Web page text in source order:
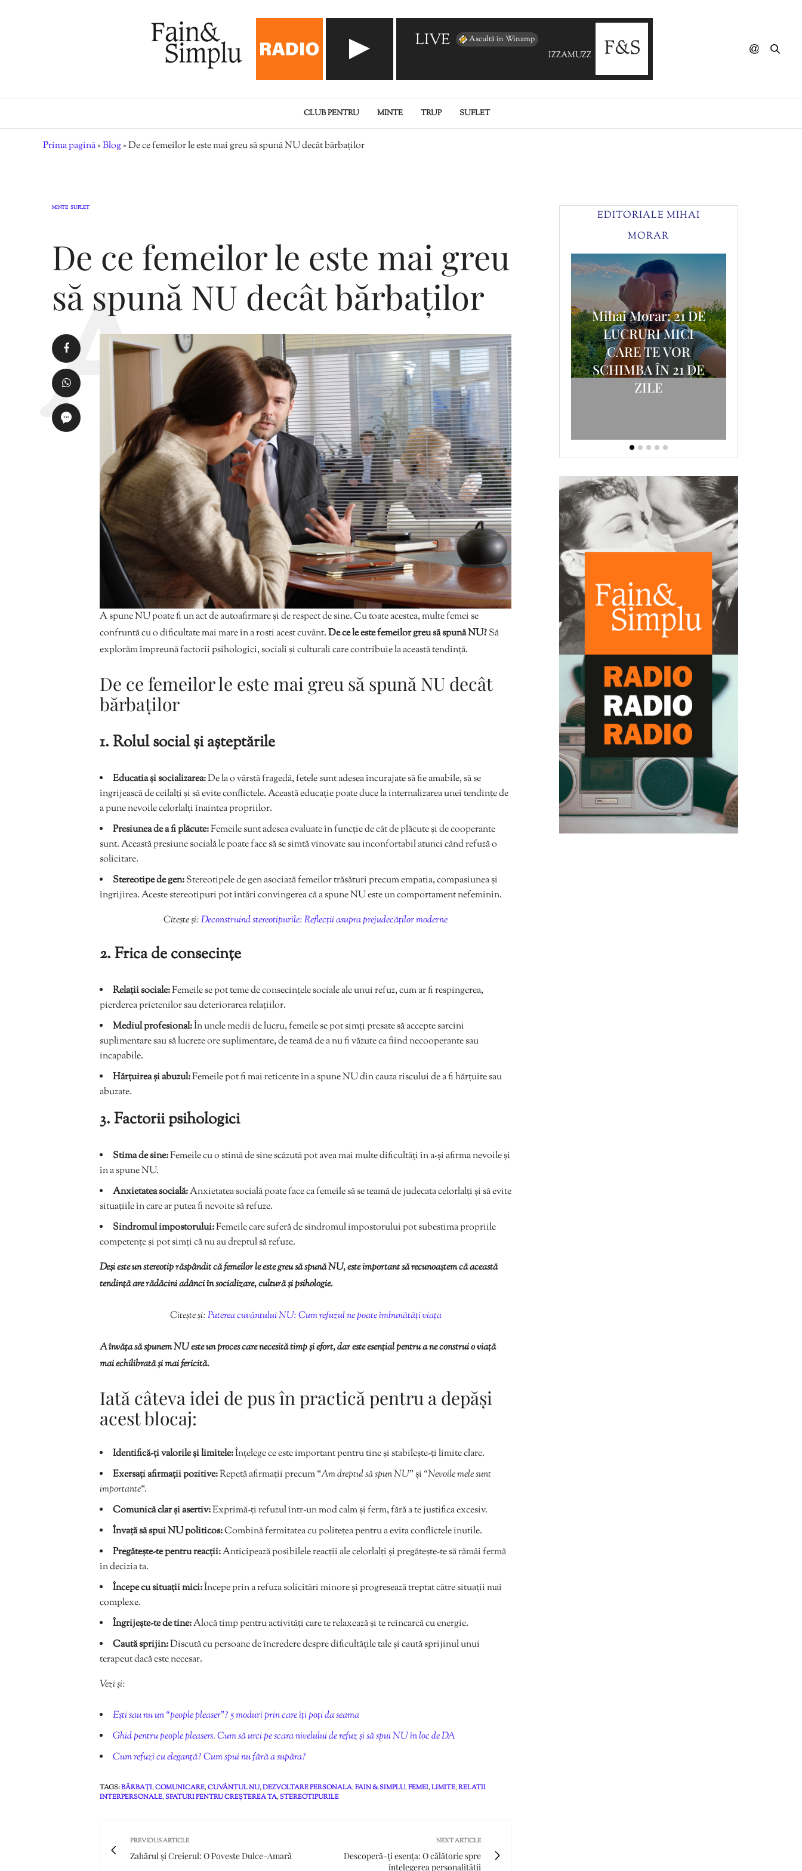
LIVE Ascultă în Winamp
IZZAMUZZIC - Adventure
CLUB PENTRU MINTE TRUP SUFLET
Prima pagină»Blog»De ce femeilor le este mai greu să spună NU decât bărbaților
MINTE SUFLET
De ce femeilor le este mai greu
să spună NU decât bărbaților
A spune NU poate fi un act de autoafirmare și de respect de sine. Cu toate acestea, multe femei se
confruntă cu o dificultate mai mare în a rosti acest cuvânt.De ce le este femeilor greu să spună NU?Să
explorăm împreună factorii psihologici, sociali și culturali care contribuie la această tendință.
De ce femeilor le este mai greu să spună NU decât
bărbaților
1. Rolul social și așteptările
Educatia și socializarea:De la o vârstă fragedă, fetele sunt adesea încurajate să fie amabile, să se
îngrijească de ceilalți și să evite conflictele. Această educație poate duce la internalizarea unei tendințe de
a pune nevoile celorlalți înaintea propriilor.
Presiunea de a fi plăcute:Femeile sunt adesea evaluate în funcție de cât de plăcute și de cooperante
sunt. Această presiune socială le poate face să se simtă vinovate sau inconfortabil atunci când refuză o
solicitare.
Stereotipe de gen:Stereotipele de gen asociază femeilor trăsături precum empatia, compasiunea și
îngrijirea. Aceste stereotipuri pot întări convingerea că a spune NU este un comportament nefeminin.
Citește și:Deconstruind stereotipurile: Reflecții asupra prejudecăților moderne
2. Frica de consecințe
Relații sociale:Femeile se pot teme de consecințele sociale ale unui refuz, cum ar fi respingerea,
pierderea prietenilor sau deteriorarea relațiilor.
Mediul profesional:În unele medii de lucru, femeile se pot simți presate să accepte sarcini
suplimentare sau să lucreze ore suplimentare, de teamă de a nu fi văzute ca fiind necooperante sau
incapabile.
Hărțuirea și abuzul:Femeile pot fi mai reticente în a spune NU din cauza riscului de a fi hărțuite sau
abuzate.
3. Factorii psihologici
Stima de sine:Femeile cu o stimă de sine scăzută pot avea mai multe dificultăți în a-și afirma nevoile și
în a spune NU.
Anxietatea socială:Anxietatea socială poate face ca femeile să se teamă de judecata celorlalți și să evite
situațiile în care ar putea fi nevoite să refuze.
Sindromul impostorului:Femeile care suferă de sindromul impostorului pot subestima propriile
competențe și pot simți că nu au dreptul să refuze.
Deși este un stereotip răspândit că femeilor le este greu să spună NU, este important să recunoaștem că această
tendință are rădăcini adânci în socializare, cultură și psihologie.
Citește și:Puterea cuvântului NU: Cum refuzul ne poate îmbunătăți viața
A învăța să spunem NU este un proces care necesită timp și efort, dar este esențial pentru a ne construi o viață
mai echilibrată și mai fericită.
Iată câteva idei de pus în practică pentru a depăși
acest blocaj:
Identifică-ți valorile și limitele:Înțelege ce este important pentru tine și stabilește-ți limite clare.
Exersați afirmații pozitive:Repetă afirmații precum “Am dreptul să spun NU” și “Nevoile mele sunt
importante“.
Comunică clar și asertiv:Exprimă-ți refuzul într-un mod calm și ferm, fără a te justifica excesiv.
Învață să spui NU politicos:Combină fermitatea cu politețea pentru a evita conflictele inutile.
Pregătește-te pentru reacții:Anticipează posibilele reacții ale celorlalți și pregătește-te să rămâi fermă
în decizia ta.
Începe cu situații mici:Începe prin a refuza solicitări minore și progresează treptat către situații mai
complexe.
Îngrijește-te de tine:Alocă timp pentru activități care te relaxează și te reîncarcă cu energie.
Caută sprijin:Discută cu persoane de încredere despre dificultățile tale și caută sprijinul unui
terapeut dacă este necesar.
Vezi și:
Ești sau nu un “people pleaser”? 5 moduri prin care îți poți da seama
Ghid pentru people pleasers. Cum să urci pe scara nivelului de refuz și să spui NU în loc de DA
Cum refuzi cu eleganță? Cum spui nu fără a supăra?
TAGS:BĂRBAȚI,COMUNICARE,CUVÂNTUL NU,DEZVOLTARE PERSONALA,FAIN & SIMPLU,FEMEI,LIMITE,RELATII
INTERPERSONALE,SFATURI PENTRU CREȘTEREA TA,STEREOTIPURILE
PREVIOUS ARTICLE
Zahărul și Creierul: O Poveste Dulce-Amară
NEXT ARTICLE
Descoperă-ți esența: O călătorie spre
înțelegerea personalității
EDITORIALE MIHAI
MORAR
Morar: CUM L-AM
SALVAT PE FĂT-
FRUMOS
Mihai Morar: 21 DE
LUCRURI MICI
CARE TE VOR
SCHIMBA ÎN 21 DE
ZILE